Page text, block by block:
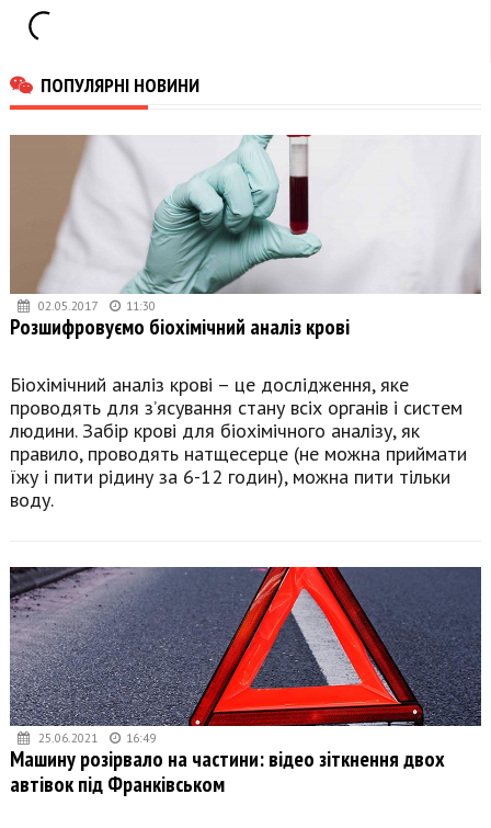
ПОПУЛЯРНІ НОВИНИ
02.05.2017 11:30
Розшифровуємо біохімічний аналіз крові
Біохімічний аналіз крові – це дослідження, яке
проводять для з’ясування стану всіх органів і систем
людини. Забір крові для біохімічного аналізу, як
правило, проводять натщесерце (не можна приймати
їжу і пити рідину за 6-12 годин), можна пити тільки
воду.
25.06.2021 16:49
Машину розірвало на частини: відео зіткнення двох
автівок під Франківськом